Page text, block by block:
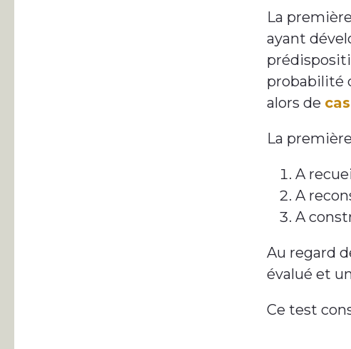
La
ayant
probabilité
alors de
La
A
A
A
Au regard
évalué et
Ce test